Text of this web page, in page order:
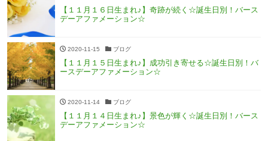
【１１月１６日生まれ♪】奇跡が続く☆誕生日別！バース
デーアファメーション☆
2020-11-15 ブログ
【１１月１５日生まれ♪】成功引き寄せる☆誕生日別！バ
ースデーアファメーション☆
2020-11-14 ブログ
【１１月１４日生まれ♪】景色が輝く☆誕生日別！バース
デーアファメーション☆